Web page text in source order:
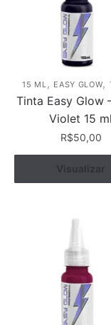
15 ML, EASY GLOW,
Tinta Easy Glow
Violet 15 ml
R$50,00
Comprar
Visualizar